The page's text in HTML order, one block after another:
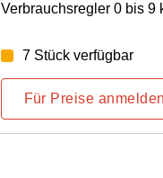
3-phasig zum Anschluss
verfügbar
Für Preise anmelden